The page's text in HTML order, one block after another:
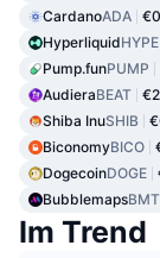
CardanoADA
HyperliquidHYPE
Pump.funPUMP
AudieraBEAT
Shiba InuSHIB
BiconomyBICO
DogecoinDOGE
BubblemapsBMT
Im Trend